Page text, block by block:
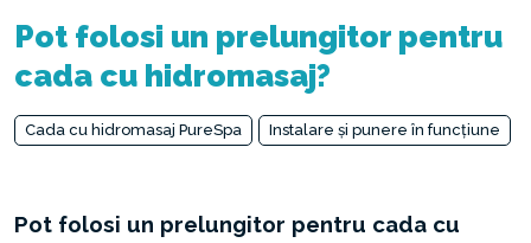
Pot folosi un prelungitor pentru
cada cu hidromasaj?
Cada cu hidromasaj PureSpa Instalare și punere în funcțiune
Pot folosi un prelungitor pentru cada cu